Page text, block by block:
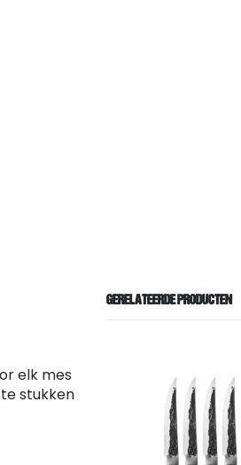
elk mes
stukken
GERELATEERDE PRODUCTEN